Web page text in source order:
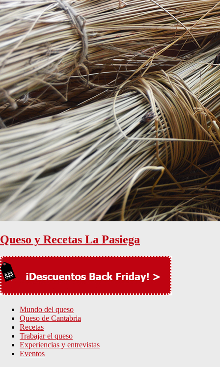
Queso y Recetas La Pasiega
Mundo del queso
Queso de Cantabria
Recetas
Trabajar el queso
Experiencias y entrevistas
Eventos